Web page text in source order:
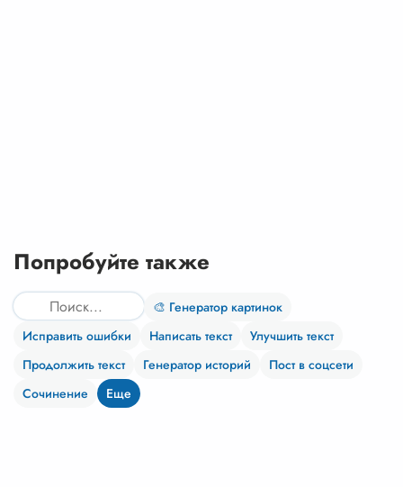
Попробуйте также
🎨 Генератор картинок
Исправить ошибки
Написать текст
Улучшить текст
Продолжить текст
Генератор историй
Пост в соцсети
Сочинение
Еще